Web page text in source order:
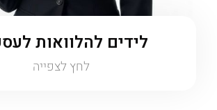
לידים להלוואות
לחץ לצפייה